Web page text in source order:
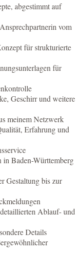
abgestimmt auf
vom
für strukturierte
für
Geschirr und weitere
meinem Netzwerk
Erfahrung und
in Baden-Württemberg
Gestaltung bis zur
Ablauf- und
Details